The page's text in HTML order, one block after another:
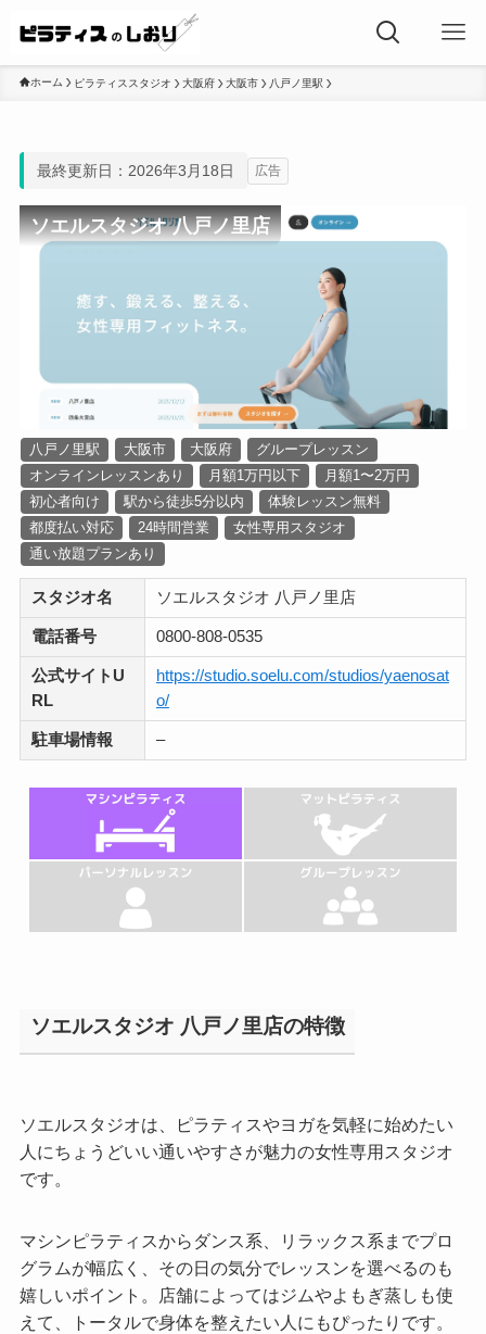
ホーム ピラティススタジオ 大阪府 大阪市 八戸ノ里駅
最終更新日：2026年3月18日 広告
ソエルスタジオ 八戸ノ里店
八戸ノ里駅 大阪市 大阪府
グループレッスン
オンラインレッスンあり
月額1万円以下
月額1〜2万円
初心者向け
駅から徒歩5分以内
体験レッスン無料
都度払い対応
24時間営業
女性専用スタジオ
通い放題プランあり
スタジオ名 ソエルスタジオ 八戸ノ里店
電話番号 0800-808-0535
公式サイトU
RL
https://studio.soelu.com/studios/yaenosat
o/
駐車場情報 –
ソエルスタジオ 八戸ノ里店の特徴
ソエルスタジオは、ピラティスやヨガを気軽に始めたい
人にちょうどいい通いやすさが魅力の女性専用スタジオ
です。
マシンピラティスからダンス系、リラックス系までプロ
グラムが幅広く、その日の気分でレッスンを選べるのも
嬉しいポイント。店舗によってはジムやよもぎ蒸しも使
えて、トータルで身体を整えたい人にもぴったりです。